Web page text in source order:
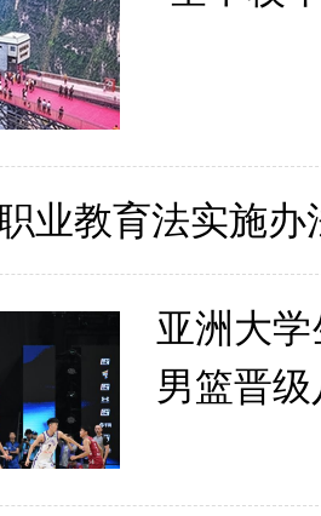
业教育法实施办
亚洲大
男篮晋级